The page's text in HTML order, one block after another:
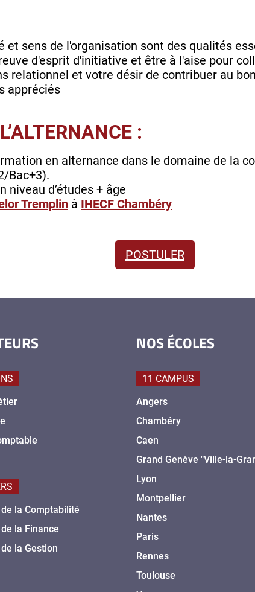
et sens de l'organisation sont des qualités
d'esprit d'initiative et être à l'aise pour
relationnel et votre désir de contribuer au
appréciés
:
en alternance dans le domaine de la
Bac+3).
niveau d’études + âge
Tremplin à IHECF Chambéry
POSTULER
la Comptabilité
la Finance
la Gestion
NOS ÉCOLES
11 CAMPUS
Angers
Chambéry
Caen
Grand Genève "Ville-la-
Lyon
Montpellier
Nantes
Paris
Rennes
Toulouse